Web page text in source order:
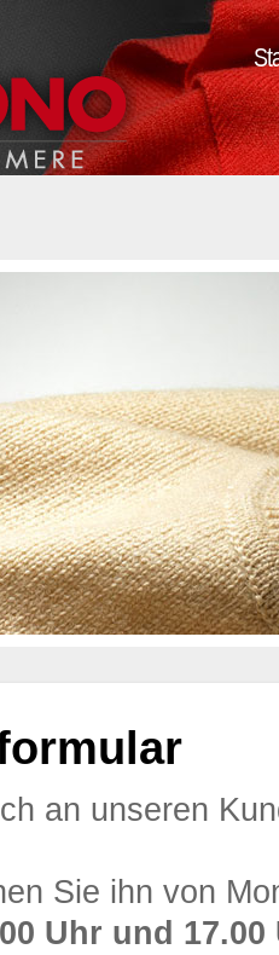
an unseren
Sie ihn von
Uhr und 17.00